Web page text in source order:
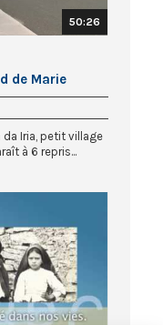
50:26
de Marie
da Iria, petit village
à 6 repris...